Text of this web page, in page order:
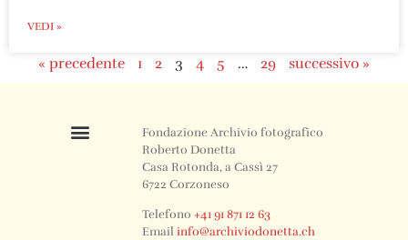
VEDI »
« precedente 1 2 3 4 5 … 29 successivo »
Fondazione Archivio fotografico
Roberto Donetta
Casa Rotonda, a Cassì 27
6722 Corzoneso
Telefono+41 91 871 12 63
Emailinfo@archiviodonetta.ch